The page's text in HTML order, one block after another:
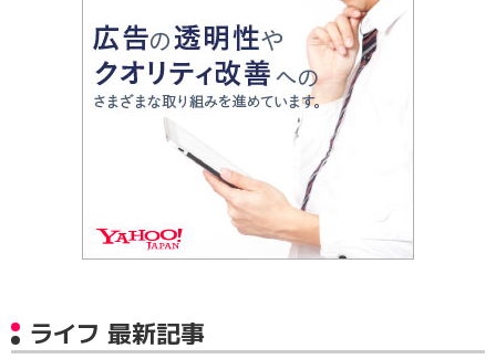
ライフ 最新記事